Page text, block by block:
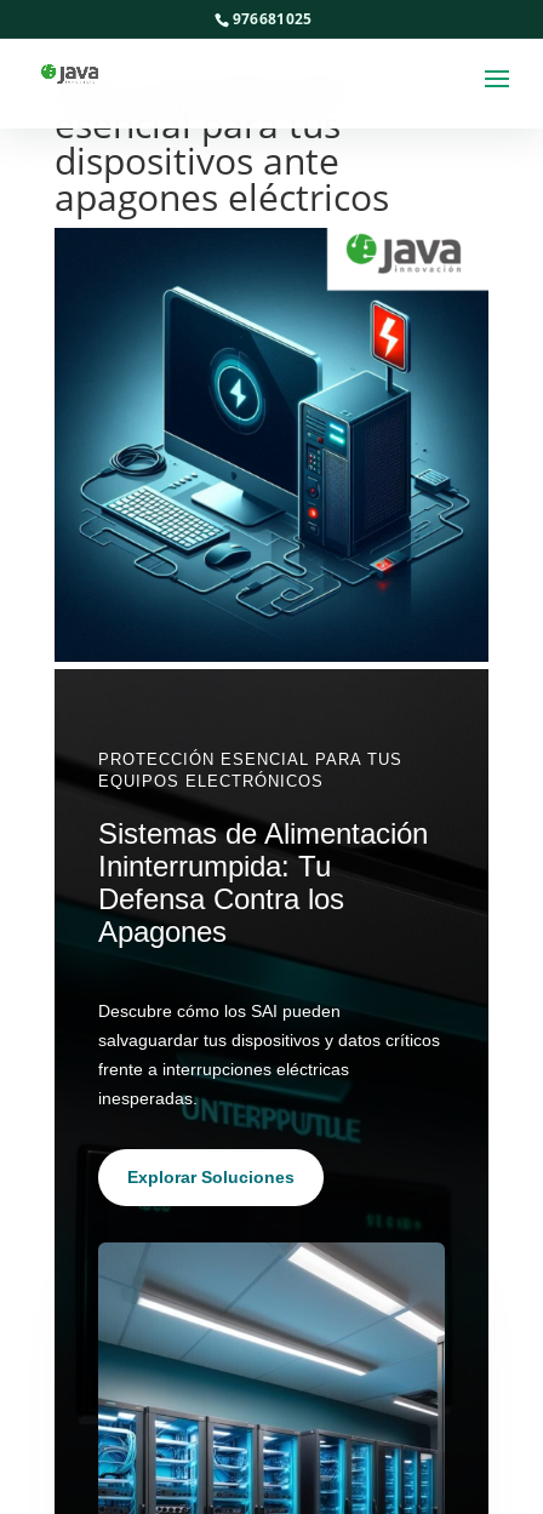
976681025
SAI: La protección
esencial para tus
dispositivos ante
apagones eléctricos
PROTECCIÓN ESENCIAL PARA TUS
EQUIPOS ELECTRÓNICOS
Sistemas de Alimentación
Ininterrumpida: Tu
Defensa Contra los
Apagones
Descubre cómo los SAI pueden
salvaguardar tus dispositivos y datos críticos
frente a interrupciones eléctricas
inesperadas.
Explorar Soluciones